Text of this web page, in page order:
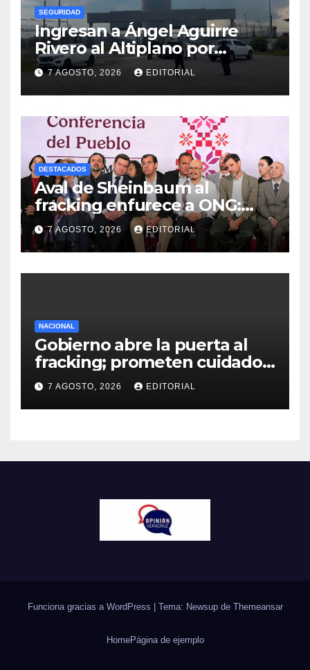
SEGURIDAD
Ingresan a Ángel Aguirre
Rivero al Altiplano por
presunta destrucción de
evidencias de caso
Ayotzinapa
7 AGOSTO, 2026 EDITORIAL
DESTACADOS
Aval de Sheinbaum al
fracking enfurece a ONG:
“Buscaban cómo usarlo con
menos culpa”
7 AGOSTO, 2026 EDITORIAL
NACIONAL
Gobierno abre la puerta al
fracking; prometen cuidado
del agua y consultas
ciudadanas
7 AGOSTO, 2026 EDITORIAL
Funciona gracias a WordPress | Tema: Newsup de Themeansar
HomePágina de ejemplo